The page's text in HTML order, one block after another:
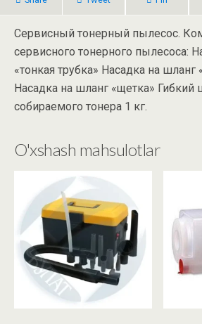
Сервисный тонерный пылесос.
сервисного тонерного пылесоса:
«тонкая трубка» Насадка на шланг
Насадка на шланг «щетка» Гибкий
собираемого тонера 1 кг.
O'xshash mahsulotlar